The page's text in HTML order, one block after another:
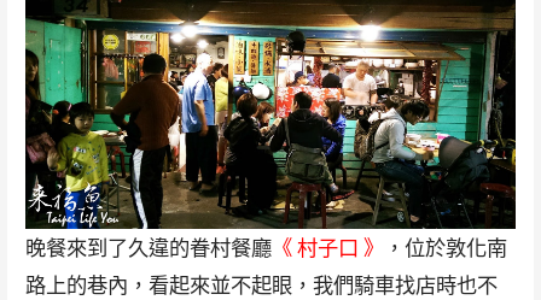
晚餐來到了久違的眷村餐廳《 村子口 》
，位於敦化南
路上的巷內，看起來並不起眼，我們騎車找店時也不